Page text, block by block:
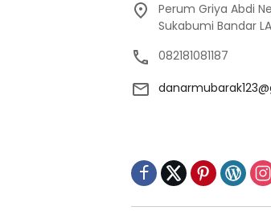
Perum Griya Abdi
Sukabumi Bandar
082181081187